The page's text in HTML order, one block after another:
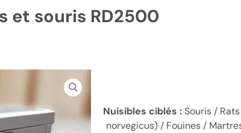
souris RD2500
Nuisibles ciblés :Souris /
norvegicus) / Fouines /